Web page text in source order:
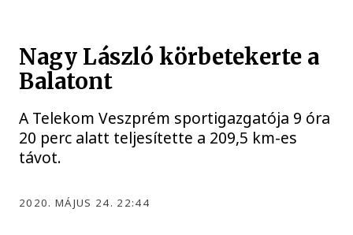
Nagy László körbetekerte a
Balatont
A Telekom Veszprém sportigazgatója 9 óra
20 perc alatt teljesítette a 209,5 km-es
távot.
2020. MÁJUS 24. 22:44